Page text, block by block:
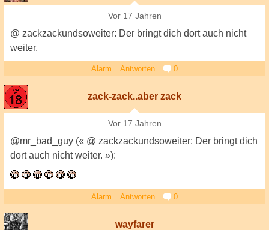
Vor 17 Jahren
@ zackzackundsoweiter: Der bringt dich dort auch nicht
weiter.
Alarm Antworten 0
zack-zack..aber zack
Vor 17 Jahren
@mr_bad_guy (« @ zackzackundsoweiter: Der bringt dich
dort auch nicht weiter. »):
Alarm Antworten 0
wayfarer